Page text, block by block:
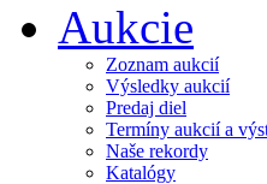
Aukcie
Zoznam aukcií
Výsledky aukcií
Predaj diel
Termíny aukcií a
Naše rekordy
Katalógy